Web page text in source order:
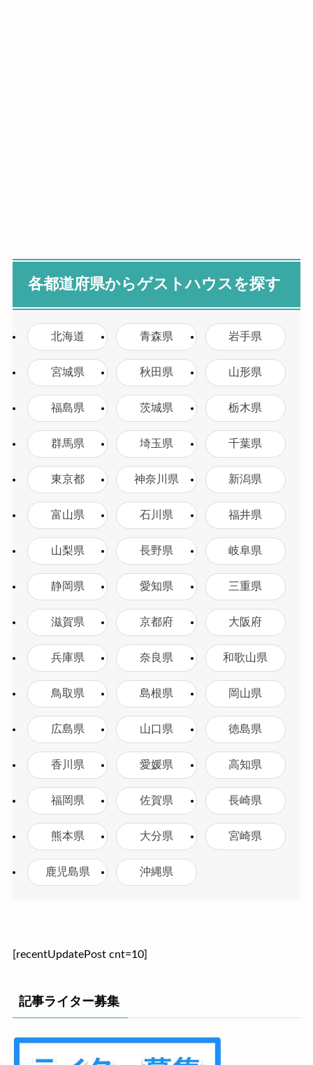
各都道府県からゲストハウスを探す
北海道 青森県 岩手県
宮城県 秋田県 山形県
福島県 茨城県 栃木県
群馬県 埼玉県 千葉県
東京都 神奈川県 新潟県
富山県 石川県 福井県
山梨県 長野県 岐阜県
静岡県 愛知県 三重県
滋賀県 京都府 大阪府
兵庫県 奈良県 和歌山県
鳥取県 島根県 岡山県
広島県 山口県 徳島県
香川県 愛媛県 高知県
福岡県 佐賀県 長崎県
熊本県 大分県 宮崎県
鹿児島県 沖縄県
[recentUpdatePost cnt=10]
記事ライター募集